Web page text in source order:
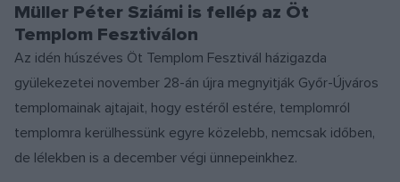
Müller Péter Sziámi is fellép az Öt
Templom Fesztiválon
Az idén húszéves Öt Templom Fesztivál házigazda
gyülekezetei november 28-án újra megnyitják Győr-Újváros
templomainak ajtajait, hogy estéről estére, templomról
templomra kerülhessünk egyre közelebb, nemcsak időben,
de lélekben is a december végi ünnepeinkhez.